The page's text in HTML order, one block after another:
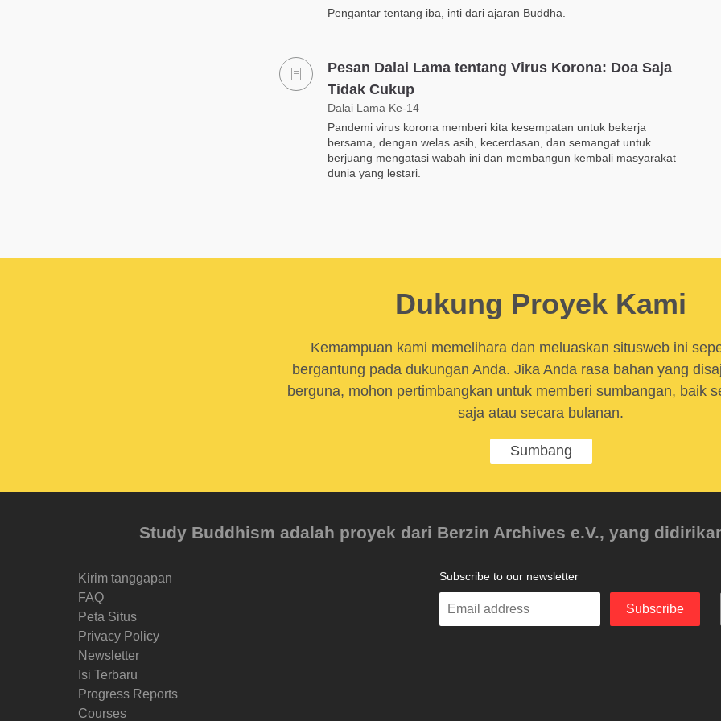
Pengantar tentang iba, inti dari ajaran Buddha.
Pesan Dalai Lama tentang Virus Korona: Doa Saja
Tidak Cukup
Dalai Lama Ke-14
Pandemi virus korona memberi kita kesempatan untuk bekerja
bersama, dengan welas asih, kecerdasan, dan semangat untuk
berjuang mengatasi wabah ini dan membangun kembali masyarakat
dunia yang lestari.
Dukung Proyek Kami
Kemampuan kami memelihara dan meluaskan situsweb ini
bergantung pada dukungan Anda. Jika Anda rasa bahan yang
berguna, mohon pertimbangkan untuk memberi sumbangan, baik
saja atau secara bulanan.
Sumbang
Study Buddhism adalah proyek dari Berzin Archives e.V., yang
Kirim tanggapan
FAQ
Peta Situs
Privacy Policy
Newsletter
Isi Terbaru
Progress Reports
Courses
Subscribe to our newsletter
Enter
Subscribe